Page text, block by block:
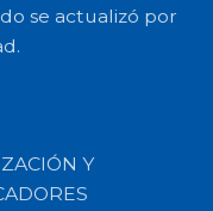
se actualizó por
Y